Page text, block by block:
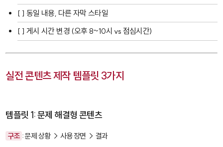
[ ] 동일 내용, 다른 자막 스타일
[ ] 게시 시간 변경 (오후 8~10시 vs 점심시간)
실전 콘텐츠 제작 템플릿 3가지
템플릿 1: 문제 해결형 콘텐츠
구조 : 문제 상황 → 사용 장면 → 결과